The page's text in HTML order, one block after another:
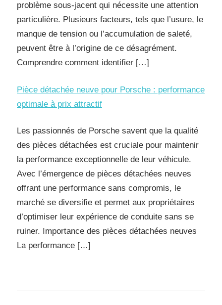
problème sous-jacent qui nécessite une attention
particulière. Plusieurs facteurs, tels que l’usure, le
manque de tension ou l’accumulation de saleté,
peuvent être à l’origine de ce désagrément.
Comprendre comment identifier […]
Pièce détachée neuve pour Porsche : performance
optimale à prix attractif
Les passionnés de Porsche savent que la qualité
des pièces détachées est cruciale pour maintenir
la performance exceptionnelle de leur véhicule.
Avec l’émergence de pièces détachées neuves
offrant une performance sans compromis, le
marché se diversifie et permet aux propriétaires
d’optimiser leur expérience de conduite sans se
ruiner. Importance des pièces détachées neuves
La performance […]